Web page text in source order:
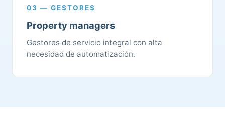
03 — GESTORES
Property managers
Gestores de servicio integral con alta
necesidad de automatización.